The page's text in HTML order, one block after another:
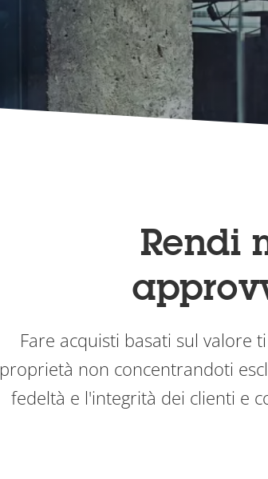
Rendi
Fare acquisti basati sul valore
proprietà non concentrandoti
fedeltà e l'integrità dei clienti e